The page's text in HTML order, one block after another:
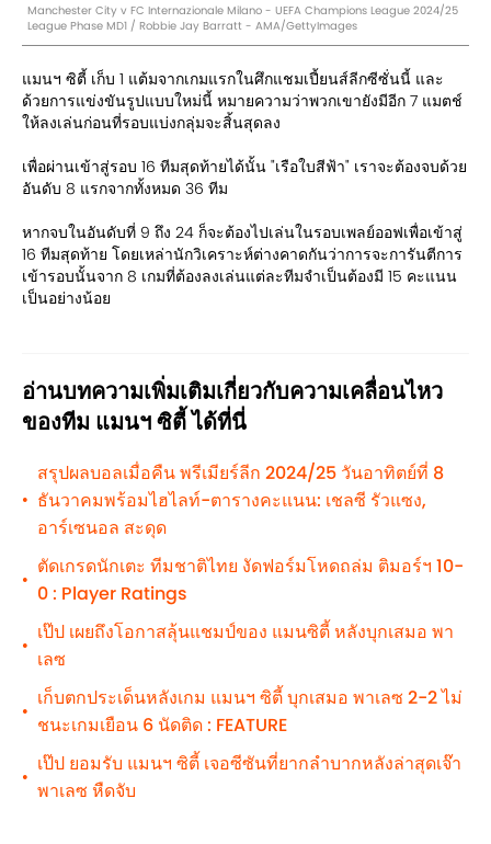
Manchester City v FC Internazionale Milano - UEFA Champions League 2024/25
League Phase MD1 / Robbie Jay Barratt - AMA/GettyImages
แมนฯ ซิตี้ เก็บ 1 แต้มจากเกมแรกในศึกแชมเปี้ยนส์ลีกซีซั่นนี้ และ
ด้วยการแข่งขันรูปแบบใหม่นี้ หมายความว่าพวกเขายังมีอีก 7 แมตช์
ให้ลงเล่นก่อนที่รอบแบ่งกลุ่มจะสิ้นสุดลง
เพื่อผ่านเข้าสู่รอบ 16 ทีมสุดท้ายได้นั้น "เรือใบสีฟ้า" เราจะต้องจบด้วย
อันดับ 8 แรกจากทั้งหมด 36 ทีม
หากจบในอันดับที่ 9 ถึง 24 ก็จะต้องไปเล่นในรอบเพลย์ออฟเพื่อเข้าสู่
16 ทีมสุดท้าย โดยเหล่านักวิเคราะห์ต่างคาดกันว่าการจะการันตีการ
เข้ารอบนั้นจาก 8 เกมที่ต้องลงเล่นแต่ละทีมจำเป็นต้องมี 15 คะแนน
เป็นอย่างน้อย
อ่านบทความเพิ่มเติมเกี่ยวกับความเคลื่อนไหว
ของทีม แมนฯ ซิตี้ ได้ที่นี่
•
สรุปผลบอลเมื่อคืน พรีเมียร์ลีก 2024/25 วันอาทิตย์ที่ 8
ธันวาคมพร้อมไฮไลท์-ตารางคะแนน: เชลซี รัวแซง,
อาร์เซนอล สะดุด
•
ตัดเกรดนักเตะ ทีมชาติไทย งัดฟอร์มโหดถล่ม ติมอร์ฯ 10-
0 : Player Ratings
•
เป๊ป เผยถึงโอกาสลุ้นแชมป์ของ แมนซิตี้ หลังบุกเสมอ พา
เลซ
•
เก็บตกประเด็นหลังเกม แมนฯ ซิตี้ บุกเสมอ พาเลซ 2-2 ไม่
ชนะเกมเยือน 6 นัดติด : FEATURE
•
เป๊ป ยอมรับ แมนฯ ซิตี้ เจอซีซันที่ยากลำบากหลังล่าสุดเจ๊า
พาเลซ หืดจับ